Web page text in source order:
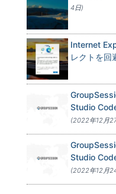
4日)
Internet
レクトを回
Studio
(2022年12月
Studio
(2022年12月